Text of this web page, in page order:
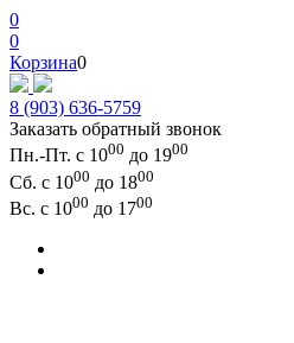
0
0
Корзина0
8 (903) 636-5759
Заказать обратный звонок
Пн.-Пт. с 1000 до 1900
Сб. с 1000 до 1800
Вс. с 1000 до 1700